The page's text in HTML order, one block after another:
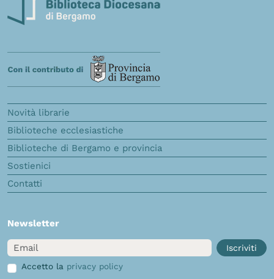
Novità librarie
Biblioteche ecclesiastiche
Biblioteche di Bergamo e provincia
Sostienici
Contatti
Newsletter
Email
Iscriviti
Accetto la privacy policy